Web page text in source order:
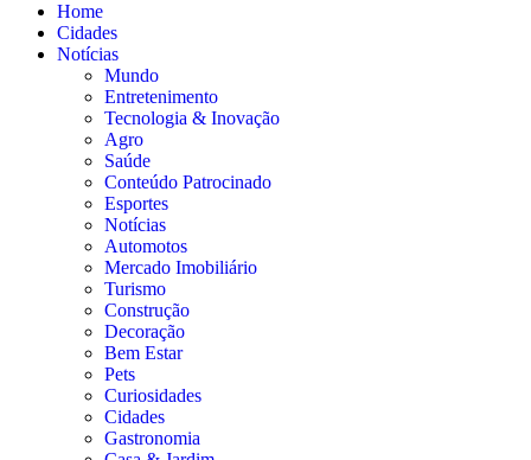
Home
Cidades
Notícias
Mundo
Entretenimento
Tecnologia & Inovação
Agro
Saúde
Conteúdo Patrocinado
Esportes
Notícias
Automotos
Mercado Imobiliário
Turismo
Construção
Decoração
Bem Estar
Pets
Curiosidades
Cidades
Gastronomia